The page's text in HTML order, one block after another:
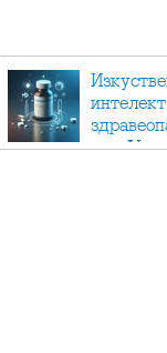
как AI